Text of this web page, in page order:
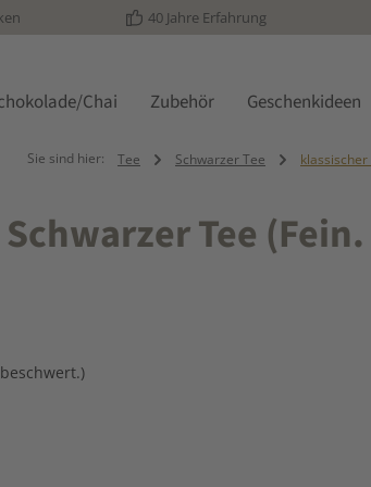
40 Jahre Erfahrung
Chai Zubehör Geschenkideen
Sie sind hier: Tee Schwarzer Tee
Tee